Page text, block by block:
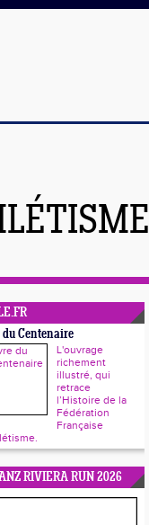
Centenaire
L'ouvrage
richement
illustré, qui
retrace
l’Histoire de la
Fédération
Française
RIVIERA RUN 2026